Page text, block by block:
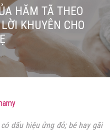
HĂM TÃ THEO
KHUYÊN CHO
dấu hiệu ửng đỏ; bé hay gãi